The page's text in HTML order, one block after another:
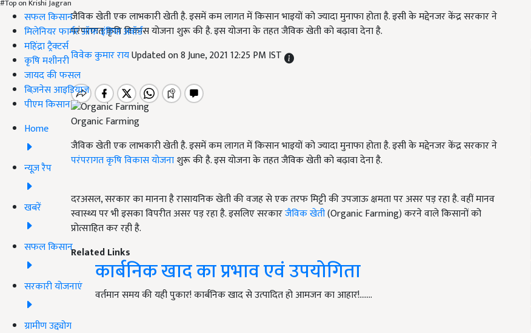
#Top on Krishi Jagran
सफल किसान
मिलेनियर फार्मर ऑफ इंडिया अवॉर्ड
महिंद्रा ट्रैक्टर्स
कृषि मशीनरी
जायद की फसल
बिज़नेस आइडियाज
पीएम किसान
Home
न्यूज़ रैप
खबरें
सफल किसान
सरकारी योजनाएं
ग्रामीण उद्द्योग
जैविक खेती एक लाभकारी खेती है. इसमें कम लागत में किसान भाइयों को ज्यादा मुनाफा होता है. इसी के मद्देनजर केंद्र सरकार ने
परंपरागत कृषि विकास योजना शुरू की है. इस योजना के तहत जैविक खेती को बढ़ावा देना है.
विवेक कुमार रायUpdated on 8 June, 2021 12:25 PM IST
Organic Farming
जैविक खेती एक लाभकारी खेती है. इसमें कम लागत में किसान भाइयों को ज्यादा मुनाफा होता है. इसी के मद्देनजर केंद्र सरकार ने
परंपरागत कृषि विकास योजनाशुरू की है. इस योजना के तहत जैविक खेती को बढ़ावा देना है.
दरअसल, सरकार का मानना है रासायनिक खेती की वजह से एक तरफ मिट्टी की उपजाऊ क्षमता पर असर पड़ रहा है. वहीं मानव
स्वास्थ्य पर भी इसका विपरीत असर पड़ रहा है. इसलिए सरकारजैविक खेती(Organic Farming) करने वाले किसानों को
प्रोत्साहित कर रही है.
Related Links
कार्बनिक खाद का प्रभाव एवं उपयोगिता
वर्तमान समय की यही पुकार! कार्बनिक खाद से उत्पादित हो आमजन का आहार!....…